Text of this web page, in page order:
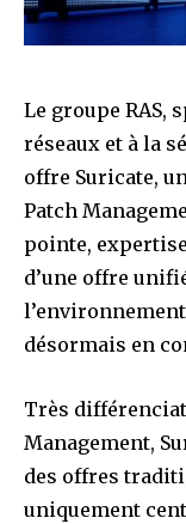
Le groupe RAS,
réseaux et à la
offre Suricate,
Patch
pointe,
d’une offre
désormais en
Très
Management,
des offres
uniquement